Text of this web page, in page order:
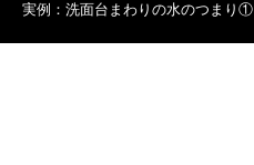
実例：洗面台まわりの水のつまり①